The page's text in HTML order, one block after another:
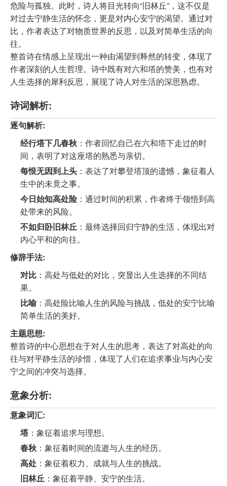
危险与孤独。此时，诗人将目光转向“旧林丘”，这不仅是
对过去宁静生活的怀念，更是对内心安宁的渴望。通过对
比，作者表达了对物质世界的反思，以及对简单生活的向
往。
整首诗在情感上呈现出一种由渴望到释然的转变，体现了
作者深刻的人生哲理。诗中既有对六和塔的赞美，也有对
人生选择的犀利反思，展现了诗人对生活的深思熟虑。
诗词解析:
逐句解析:
经行塔下几春秋 ：作者回忆自己在六和塔下走过的时
间，表明了对这座塔的熟悉与亲切。
每恨无因到上头 ：表达了对攀登塔顶的遗憾，象征着人
生中的未竟之事。
今日始知高处险：通过时间的积累，作者终于领悟到高
处带来的风险。
不如归卧旧林丘 ：最终选择回归宁静的生活，体现出对
内心平和的向往。
修辞手法:
对比 ：高处与低处的对比，突显出人生选择的不同结
果。
比喻：高处险比喻人生的风险与挑战，低处的安宁比喻
简单生活的美好。
主题思想:
整首诗的中心思想在于对人生的思考，表达了对高处的向
往与对平静生活的珍惜，体现了人们在追求事业与内心安
宁之间的冲突与选择。
意象分析:
意象词汇:
塔：象征着追求与理想。
春秋 ：象征着时间的流逝与人生的经历。
高处 ：象征着权力、成就与人生的挑战。
旧林丘 ：象征着平静、安宁的生活。